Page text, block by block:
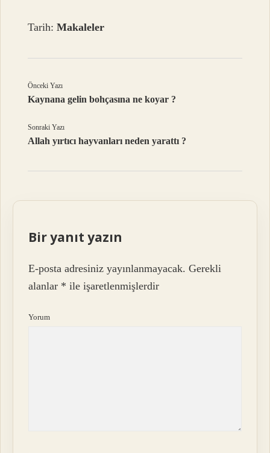
Tarih:Makaleler
Önceki Yazı
Kaynana gelin bohçasına ne koyar ?
Sonraki Yazı
Allah yırtıcı hayvanları neden yarattı ?
Bir yanıt yazın
E-posta adresiniz yayınlanmayacak. Gerekli
alanlar * ile işaretlenmişlerdir
Yorum